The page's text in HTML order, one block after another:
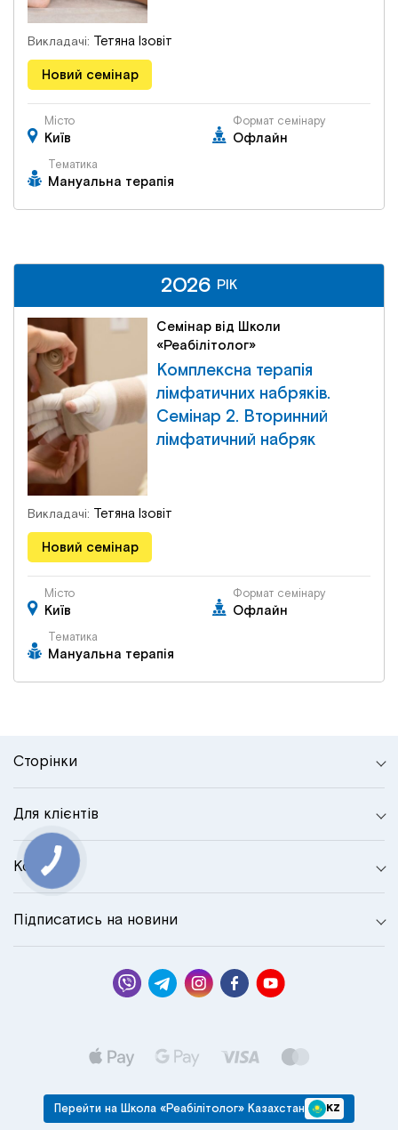
Викладачі: Тетяна Ізовіт
Новий семінар
Місто
Київ
Формат семінару
Офлайн
Тематика
Мануальна терапія
Семінар від Школи
«Реабілітолог»
Комплексна терапія
лімфатичних набряків.
Семінар 2. Вторинний
лімфатичний набряк
Викладачі: Тетяна Ізовіт
Новий семінар
Місто
Київ
Формат семінару
Офлайн
Тематика
Мануальна терапія
2026 РІК
Сторінки
Для клієнтів
Контакти
Підписатись на новини
Перейти на Школа «Реабілітолог» Казахстан KZ